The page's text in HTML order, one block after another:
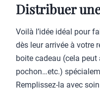
Distribuer
Voilà l’idée idéal pour
dès leur arrivée à votre
boite cadeau (cela
pochon…etc.)
Remplissez-la avec